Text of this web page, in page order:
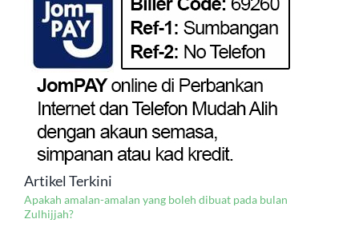
Artikel Terkini
Apakah amalan-amalan yang boleh dibuat pada bulan
Zulhijjah?